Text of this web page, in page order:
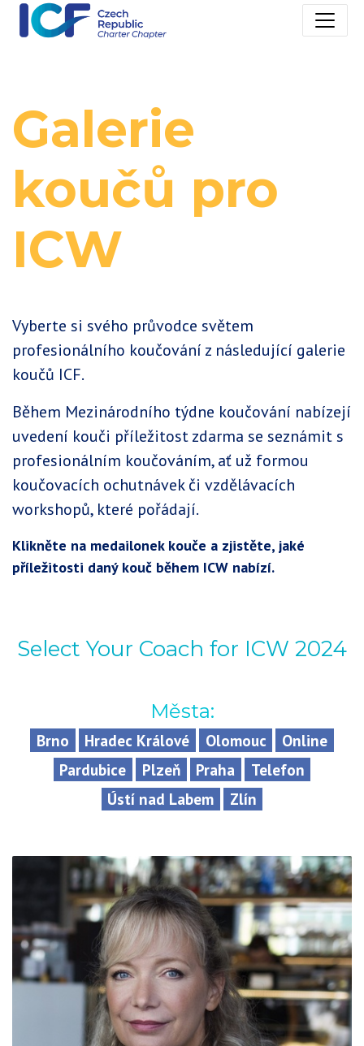
Galerie
koučů pro
ICW
Vyberte si svého průvodce světem
profesionálního koučování z následující galerie
koučů ICF.
Během Mezinárodního týdne koučování nabízejí
uvedení kouči příležitost zdarma se seznámit s
profesionálním koučováním, ať už formou
koučovacích ochutnávek či vzdělávacích
workshopů, které pořádají.
Klikněte na medailonek kouče a zjistěte, jaké
příležitosti daný kouč během ICW nabízí.
Select Your Coach for ICW 2024
Města:
Brno Hradec Králové Olomouc
Online
Pardubice
Plzeň Praha
Telefon
Ústí nad Labem
Zlín